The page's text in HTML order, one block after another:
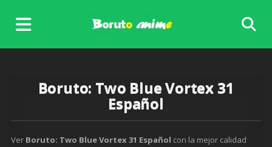
content
Boruto: Two Blue Vortex 31
Español
Ver Boruto: Two Blue Vortex 31 Español con la mejor calidad